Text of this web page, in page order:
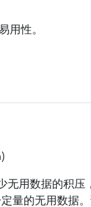
用性。
无用数据的积压
量的无用数据